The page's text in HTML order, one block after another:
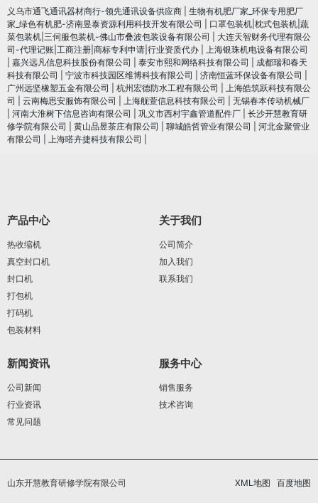
义乌市通飞通讯器材商行-领先通讯设备供应商
生物有机肥厂家_环保专用肥厂
家_绿色有机肥-济南昱泰资源利用科技开发有限公司
口罩包装机|枕式包装机|蔬
菜包装机|三伺服包装机-佛山市叠波包装设备有限公司
大连天智财务代理有限公
司-代理记账|工商注册|商标专利申请|行业资质代办
上海银珠机电设备有限公司
嘉兴远凡信息科技股份有限公司 泰安市熙和网络科技有限公司
成都瑞和春天
科技有限公司
宁波市科技园区维博科技有限公司 济南恒蓝环保设备有限公司
广州远坚橡塑五金有限公司
杭州宏德防水工程有限公司
上海皓筑跃科技有限公
司
云南梅思安服饰有限公司 上海舰萱信息科技有限公司
无锡春本传动机械厂
河南大淮树下信息咨询有限公司 巩义市西村宇鑫管道配件厂
长沙开慧教育研
修学院有限公司
黄山品昱茶庄有限公司 聊城皓哲管业有限公司
河北金聚管业
有限公司
上海嗒卉捷科技有限公司
产品中心
热收缩机
真空封口机
封口机
打包机
打码机
包装材料
关于我们
公司简介
加入我们
联系我们
新闻资讯
公司新闻
行业资讯
常见问题
服务中心
销售服务
技术咨询
山东开慧教育研修学院有限公司 XML地图 百度地图